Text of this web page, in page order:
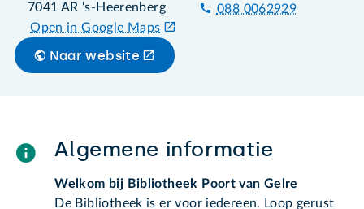
7041 AR 's-Heerenberg
Open in Google Maps
088 0062929
Naar website
Algemene informatie
Welkom bij Bibliotheek Poort van Gelre
De Bibliotheek is er voor iedereen. Loop gerust